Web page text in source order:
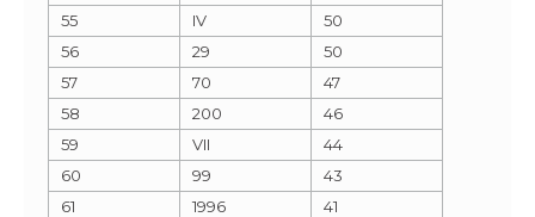
55
IV
50
56
29
50
57
70
47
58
200
46
59
VII
44
60
99
43
61
1996
41